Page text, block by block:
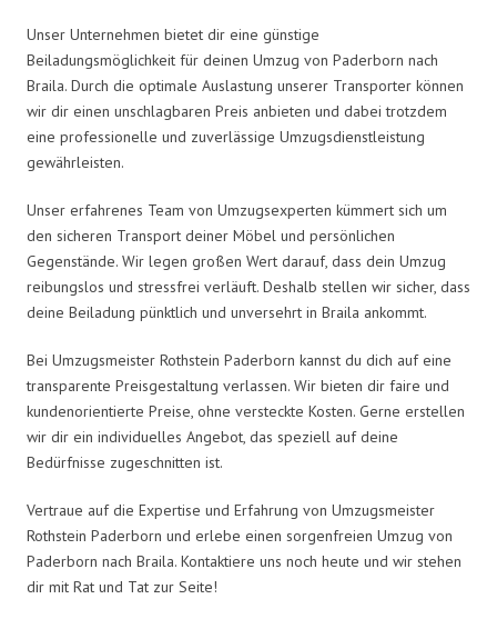
Unser Unternehmen bietet dir eine günstige
Beiladungsmöglichkeit für deinen Umzug von Paderborn nach
Braila. Durch die optimale Auslastung unserer Transporter können
wir dir einen unschlagbaren Preis anbieten und dabei trotzdem
eine professionelle und zuverlässige Umzugsdienstleistung
gewährleisten.
Unser erfahrenes Team von Umzugsexperten kümmert sich um
den sicheren Transport deiner Möbel und persönlichen
Gegenstände. Wir legen großen Wert darauf, dass dein Umzug
reibungslos und stressfrei verläuft. Deshalb stellen wir sicher, dass
deine Beiladung pünktlich und unversehrt in Braila ankommt.
Bei Umzugsmeister Rothstein Paderborn kannst du dich auf eine
transparente Preisgestaltung verlassen. Wir bieten dir faire und
kundenorientierte Preise, ohne versteckte Kosten. Gerne erstellen
wir dir ein individuelles Angebot, das speziell auf deine
Bedürfnisse zugeschnitten ist.
Vertraue auf die Expertise und Erfahrung von Umzugsmeister
Rothstein Paderborn und erlebe einen sorgenfreien Umzug von
Paderborn nach Braila. Kontaktiere uns noch heute und wir stehen
dir mit Rat und Tat zur Seite!